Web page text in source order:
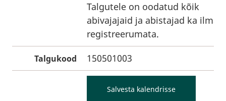
Talgutele on oodatud kõik
abivajajaid ja abistajad ka ilma
registreerumata.
Talgukood 150501003
Salvesta kalendrisse